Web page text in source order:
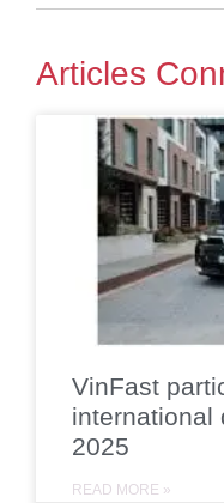
Articles
VinFast
international
2025
READ MORE »